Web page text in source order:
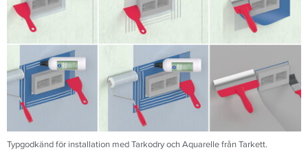
Typgodkänd för installation med Tarkodry och Aquarelle från Tarkett.